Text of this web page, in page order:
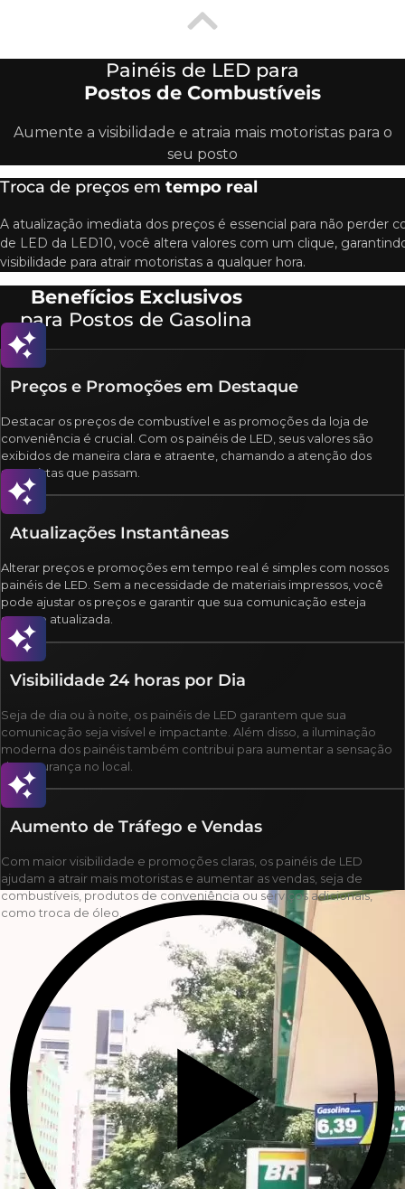
Painéis de LED para
Postos de Combustíveis
Aumente a visibilidade e atraia mais motoristas para o
seu posto
Troca de preços em tempo real​
A atualização imediata dos preços é essencial para não perder
de LED da LED10, você altera valores com um clique,
visibilidade para atrair motoristas a qualquer hora.
Benefícios Exclusivos
para Postos de Gasolina
Preços e Promoções em Destaque
Destacar os preços de combustível e as promoções da loja de
conveniência é crucial. Com os painéis de LED, seus valores são
exibidos de maneira clara e atraente, chamando a atenção dos
motoristas que passam.
Atualizações Instantâneas
Alterar preços e promoções em tempo real é simples com nossos
painéis de LED. Sem a necessidade de materiais impressos, você
pode ajustar os preços e garantir que sua comunicação esteja
sempre atualizada.
Visibilidade 24 horas por Dia
Seja de dia ou à noite, os painéis de LED garantem que sua
comunicação seja visível e impactante. Além disso, a iluminação
moderna dos painéis também contribui para aumentar a sensação
de segurança no local.
Aumento de Tráfego e Vendas
Com maior visibilidade e promoções claras, os painéis de LED
ajudam a atrair mais motoristas e aumentar as vendas, seja de
combustíveis, produtos de conveniência ou serviços adicionais,
como troca de óleo.